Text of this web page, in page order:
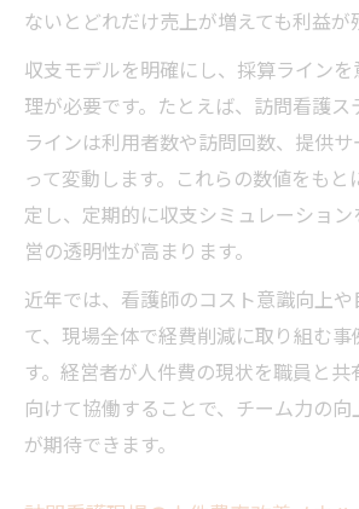
ないとどれだけ売上が増えても利益が
収支モデルを明確にし、採算ライン
理が必要です。たとえば、訪問看護
ラインは利用者数や訪問回数、提供
って変動します。これらの数値をも
定し、定期的に収支シミュレーショ
営の透明性が高まります。
近年では、看護師のコスト意識向上
て、現場全体で経費削減に取り組む事
す。経営者が人件費の現状を職員と
向けて協働することで、チーム力の
が期待できます。